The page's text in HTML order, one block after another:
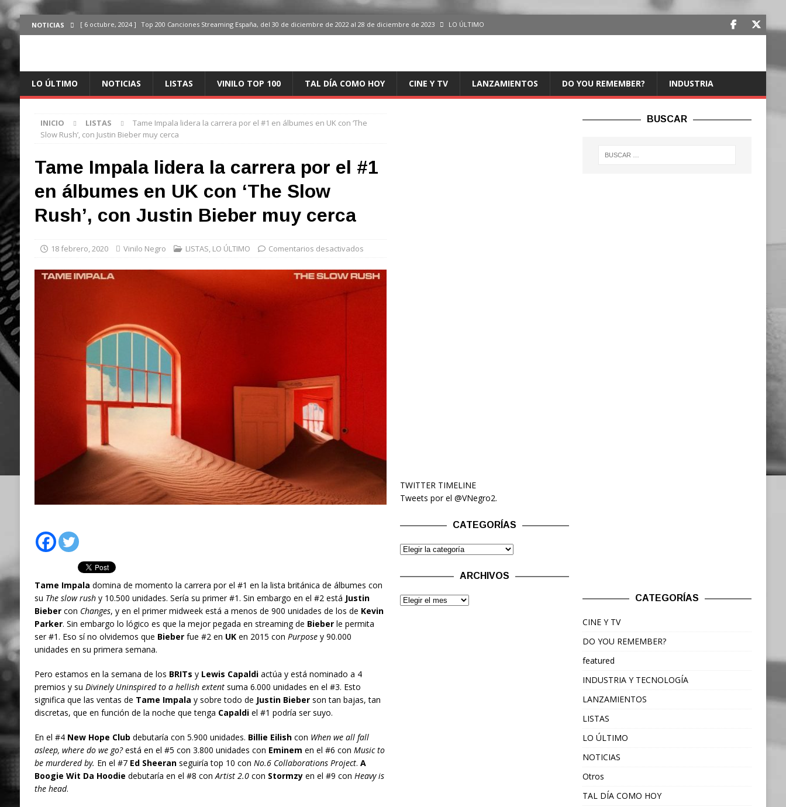
NOTICIAS [ 6 octubre, 2024 ] Top 200 Canciones Streaming España, del 30 de diciembre de 2022 al 28 de diciembre de 2023 LO ÚLTIMO
ÚLTIMO
ÚLTIMO
LO ÚLTIMO NOTICIAS LISTAS VINILO TOP 100 TAL DÍA COMO HOY CINE Y TV LANZAMIENTOS DO YOU REMEMBER? INDUSTRIA
INICIO LISTAS
Tame Impala lidera la carrera por el #1 en álbumes en UK con ‘The
Slow Rush’, con Justin Bieber muy cerca
Tame Impala lidera la carrera por el #1
en álbumes en UK con ‘The Slow
Rush’, con Justin Bieber muy cerca
18 febrero, 2020 Vinilo Negro LISTAS, LO ÚLTIMO Comentarios desactivados
Tame Impala domina de momento la carrera por el #1 en la lista británica de álbumes con
su The slow rushy 10.500 unidades. Sería su primer #1. Sin embargo en el #2 está Justin
Biebercon Changes, y en el primer midweek está a menos de 900 unidades de los de Kevin
Parker. Sin embargo lo lógico es que la mejor pegada en streaming de Bieberle permita
ser #1. Eso sí no olvidemos que Bieberfue #2 en UKen 2015 con Purposey 90.000
unidades en su primera semana.
Pero estamos en la semana de los BRITs y Lewis Capaldiactúa y está nominado a 4
premios y su Divinely Uninspired to a hellish extentsuma 6.000 unidades en el #3. Esto
significa que las ventas de Tame Impala y sobre todo de Justin Bieberson tan bajas, tan
discretas, que en función de la noche que tenga Capaldiel #1 podría ser suyo.
En el #4 New Hope Club debutaría con 5.900 unidades. Billie Eilishcon When we all fall
asleep, where do we go?está en el #5 con 3.800 unidades con Eminem en el #6 con Music to
be murdered by. En el #7 Ed Sheeranseguiría top 10 con No.6 Collaborations Project. A
Boogie Wit Da Hoodie debutaría en el #8 con Artist 2.0con Stormzyen el #9 con Heavy is
the head.
TWITTER TIMELINE
Tweets por el @VNegro2.
CATEGORÍAS
ARCHIVOS
BUSCAR
CATEGORÍAS
CINE Y TV
DO YOU REMEMBER?
featured
INDUSTRIA Y TECNOLOGÍA
LANZAMIENTOS
LISTAS
LO ÚLTIMO
NOTICIAS
Otros
TAL DÍA COMO HOY